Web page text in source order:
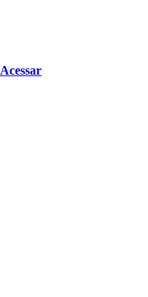
Acessar